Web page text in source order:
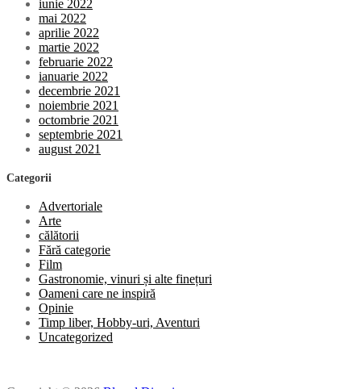
iunie 2022
mai 2022
aprilie 2022
martie 2022
februarie 2022
ianuarie 2022
decembrie 2021
noiembrie 2021
octombrie 2021
septembrie 2021
august 2021
Categorii
Advertoriale
Arte
călătorii
Fără categorie
Film
Gastronomie, vinuri și alte finețuri
Oameni care ne inspiră
Opinie
Timp liber, Hobby-uri, Aventuri
Uncategorized